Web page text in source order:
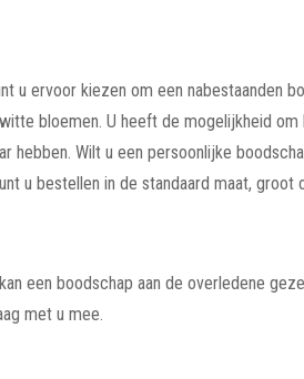
u ervoor kiezen om een nabestaanden
bloemen. U heeft de mogelijkheid om
hebben. Wilt u een persoonlijke
u bestellen in de standaard maat, groot
een boodschap aan de overledene
met u mee.